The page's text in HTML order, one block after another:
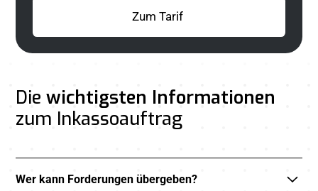
Zum Tarif
Diewichtigsten Informationen
zum Inkassoauftrag
Wer kann Forderungen übergeben?